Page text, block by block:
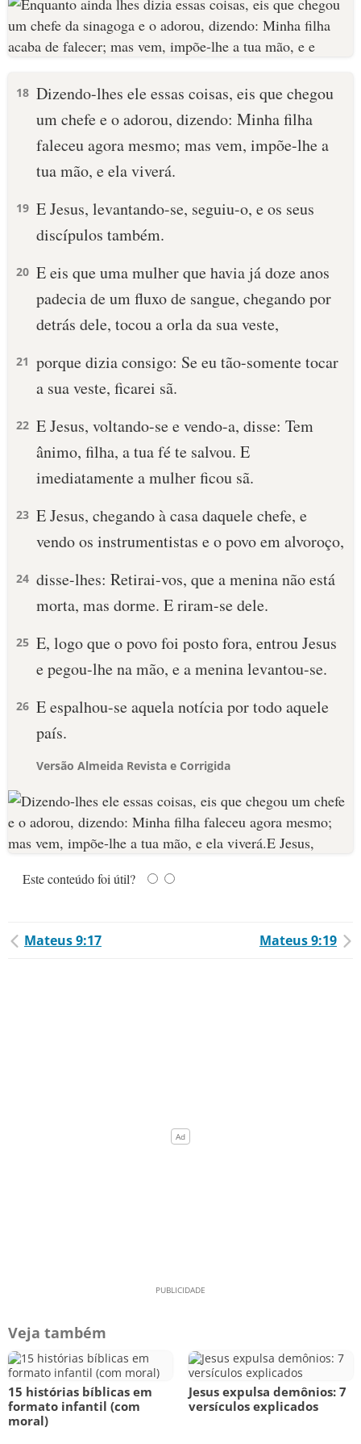
18 Dizendo-lhes ele essas coisas, eis que chegou
um chefe e o adorou, dizendo: Minha filha
faleceu agora mesmo; mas vem, impõe-lhe a
tua mão, e ela viverá.
19 E Jesus, levantando-se, seguiu-o, e os seus
discípulos também.
20 E eis que uma mulher que havia já doze anos
padecia de um fluxo de sangue, chegando por
detrás dele, tocou a orla da sua veste,
21 porque dizia consigo: Se eu tão-somente tocar
a sua veste, ficarei sã.
22 E Jesus, voltando-se e vendo-a, disse: Tem
ânimo, filha, a tua fé te salvou. E
imediatamente a mulher ficou sã.
23 E Jesus, chegando à casa daquele chefe, e
vendo os instrumentistas e o povo em alvoroço,
24 disse-lhes: Retirai-vos, que a menina não está
morta, mas dorme. E riram-se dele.
25 E, logo que o povo foi posto fora, entrou Jesus
e pegou-lhe na mão, e a menina levantou-se.
26 E espalhou-se aquela notícia por todo aquele
país.
Versão Almeida Revista e Corrigida
Este conteúdo foi útil?
Mateus 9:17 Mateus 9:19
Veja também
15 histórias bíblicas em
formato infantil (com
moral)
Jesus expulsa demônios: 7
versículos explicados